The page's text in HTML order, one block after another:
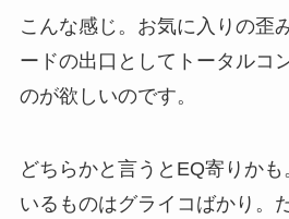
こんな感じ。お気に入りの歪
ードの出口としてトータルコ
のが欲しいのです。
どちらかと言うとEQ寄りか
いるものはグライコばかり。